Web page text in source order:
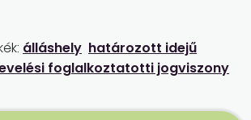
álláshely határozott idejű
foglalkoztatotti jogviszony